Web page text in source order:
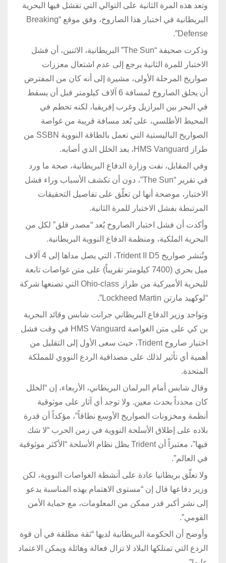
وتعد هذه المرة الثانية على التوالي التي تفشل فيها البحرية
البريطانية في اختبار هذا الصاروخ، وفق موقع “Breaking
Defense”.
وذكرت صحيفة “The Sun” البريطانية، الاثنين، أن فشل
الاختبار للمرة الثانية يرجع إلى عدم اشتعال معززات
صواريخ المرحلة الأولى، مشيرة إلى أنه كان من المفترض
أن يحلق الصاروخ لمسافة 6 آلاف كيلومتر قبل أن يسقط
في البحر بين البرازيل وغرب إفريقيا، لكنه تحطم في
المحيط الأطلسي، على بُعد مسافة قريبة من غواصة
الصواريخ الباليستية التي تعمل بالطاقة النووية SSBN من
طراز HMS Vanguard، بعد الخلل الذي أصابه.
وفي المقابل، نفت وزارة الدفاع البريطانية، صحة ما ورد
في تقرير “The Sun”، دون أن تكشف الأسباب وراء فشل
الاختبار، موضحة أنها لن تعلّق على تفاصيل التحقيقات
المرتبطة بفشل الاختبار للمرة الثانية.
وأكدت أن فشل اختبار الصاروخ يُعد “مصدر قلق” لكل من
البحرية الملكية، ومنظمة الدفاع النووية البريطانية.
وتُنشر صواريخ Trident II D5، التي يصل مداها إلى 4 آلاف
ميل بحري (7400 كيلومتر تقريباً) على متن غواصات تابعة
للبحرية الأميركية من طراز Ohio-class التي تصنعها شركة
“لوكهيد مارتن Lockheed Martin”.
وتواجد وزير الدفاع البريطاني جرانت شابس وقائد البحرية
بن كي على متن الغواصة HMS Vanguard في وقت فشل
اختبار صاروخ Trident، حيث سعى الأول إلى التقليل من
أهمية أي تأثير لذلك على مصداقية الردع النووي للمملكة
المتحدة.
وقال شابس أمام البرلمان البريطاني، الأربعاء، إن “الخلل
كان محدداً بحدث معين. ولا توجد أي آثار على موثوقية
أنظمة ومخزونات الصواريخ الأوسع نطاقاً”، مؤكداً أن قدرة
بلاده على إطلاق الأسلحة النووية في زمن الحرب “لا شك
فيها”، معتبراً أن Trident يظل نظام الأسلحة “الأكثر موثوقية
في العالم”.
ولا تعلّق بريطانيا عادة على أنشطة الغواصات النووية، لكن
وزير دفاعها قال إن “مستوى الاهتمام بهذه المناسبة يدعو
إلى نشر أكبر قدر ممكن من المعلومات، مع حماية الأمن
القومي”.
وأوضح أن الحكومة البريطانية لديها “ثقة مطلقة في أن قوة
الردع التي تمتلكها البلاد لا تزال فعالة وهائلة ويمكن الاعتماد